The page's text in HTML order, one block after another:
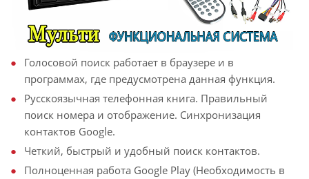
Голосовой поиск работает в браузере и в
программах, где предусмотрена данная функция.
Русскоязычная телефонная книга. Правильный
поиск номера и отображение. Синхронизация
контактов Google.
Четкий, быстрый и удобный поиск контактов.
Полноценная работа Google Play (Необходимость в